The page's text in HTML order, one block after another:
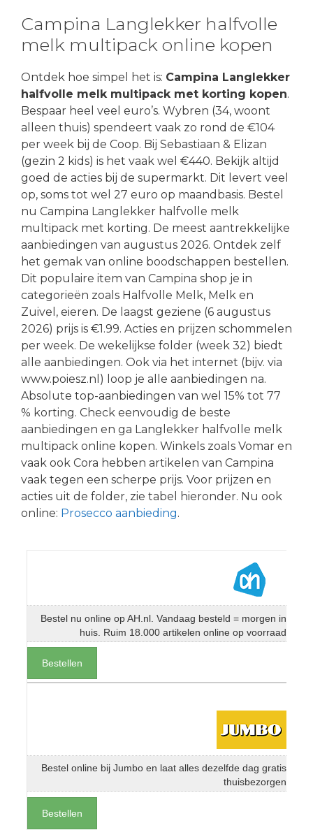
Campina Langlekker halfvolle
melk multipack online kopen
Ontdek hoe simpel het is: Campina Langlekker
halfvolle melk multipack met korting kopen.
Bespaar heel veel euro’s. Wybren (34, woont
alleen thuis) spendeert vaak zo rond de €104
per week bij de Coop. Bij Sebastiaan & Elizan
(gezin 2 kids) is het vaak wel €440. Bekijk altijd
goed de acties bij de supermarkt. Dit levert veel
op, soms tot wel 27 euro op maandbasis. Bestel
nu Campina Langlekker halfvolle melk
multipack met korting. De meest aantrekkelijke
aanbiedingen van augustus 2026. Ontdek zelf
het gemak van online boodschappen bestellen.
Dit populaire item van Campina shop je in
categorieën zoals Halfvolle Melk, Melk en
Zuivel, eieren. De laagst geziene (6 augustus
2026) prijs is €1.99. Acties en prijzen schommelen
per week. De wekelijkse folder (week 32) biedt
alle aanbiedingen. Ook via het internet (bijv. via
www.poiesz.nl) loop je alle aanbiedingen na.
Absolute top-aanbiedingen van wel 15% tot 77
% korting. Check eenvoudig de beste
aanbiedingen en ga Langlekker halfvolle melk
multipack online kopen. Winkels zoals Vomar en
vaak ook Cora hebben artikelen van Campina
vaak tegen een scherpe prijs. Voor prijzen en
acties uit de folder, zie tabel hieronder. Nu ook
online: Prosecco aanbieding.
Bestel nu online op AH.nl. Vandaag besteld = morgen in
huis. Ruim 18.000 artikelen online op voorraad
Bestellen
Bestel online bij Jumbo en laat alles dezelfde dag gratis
thuisbezorgen
Bestellen